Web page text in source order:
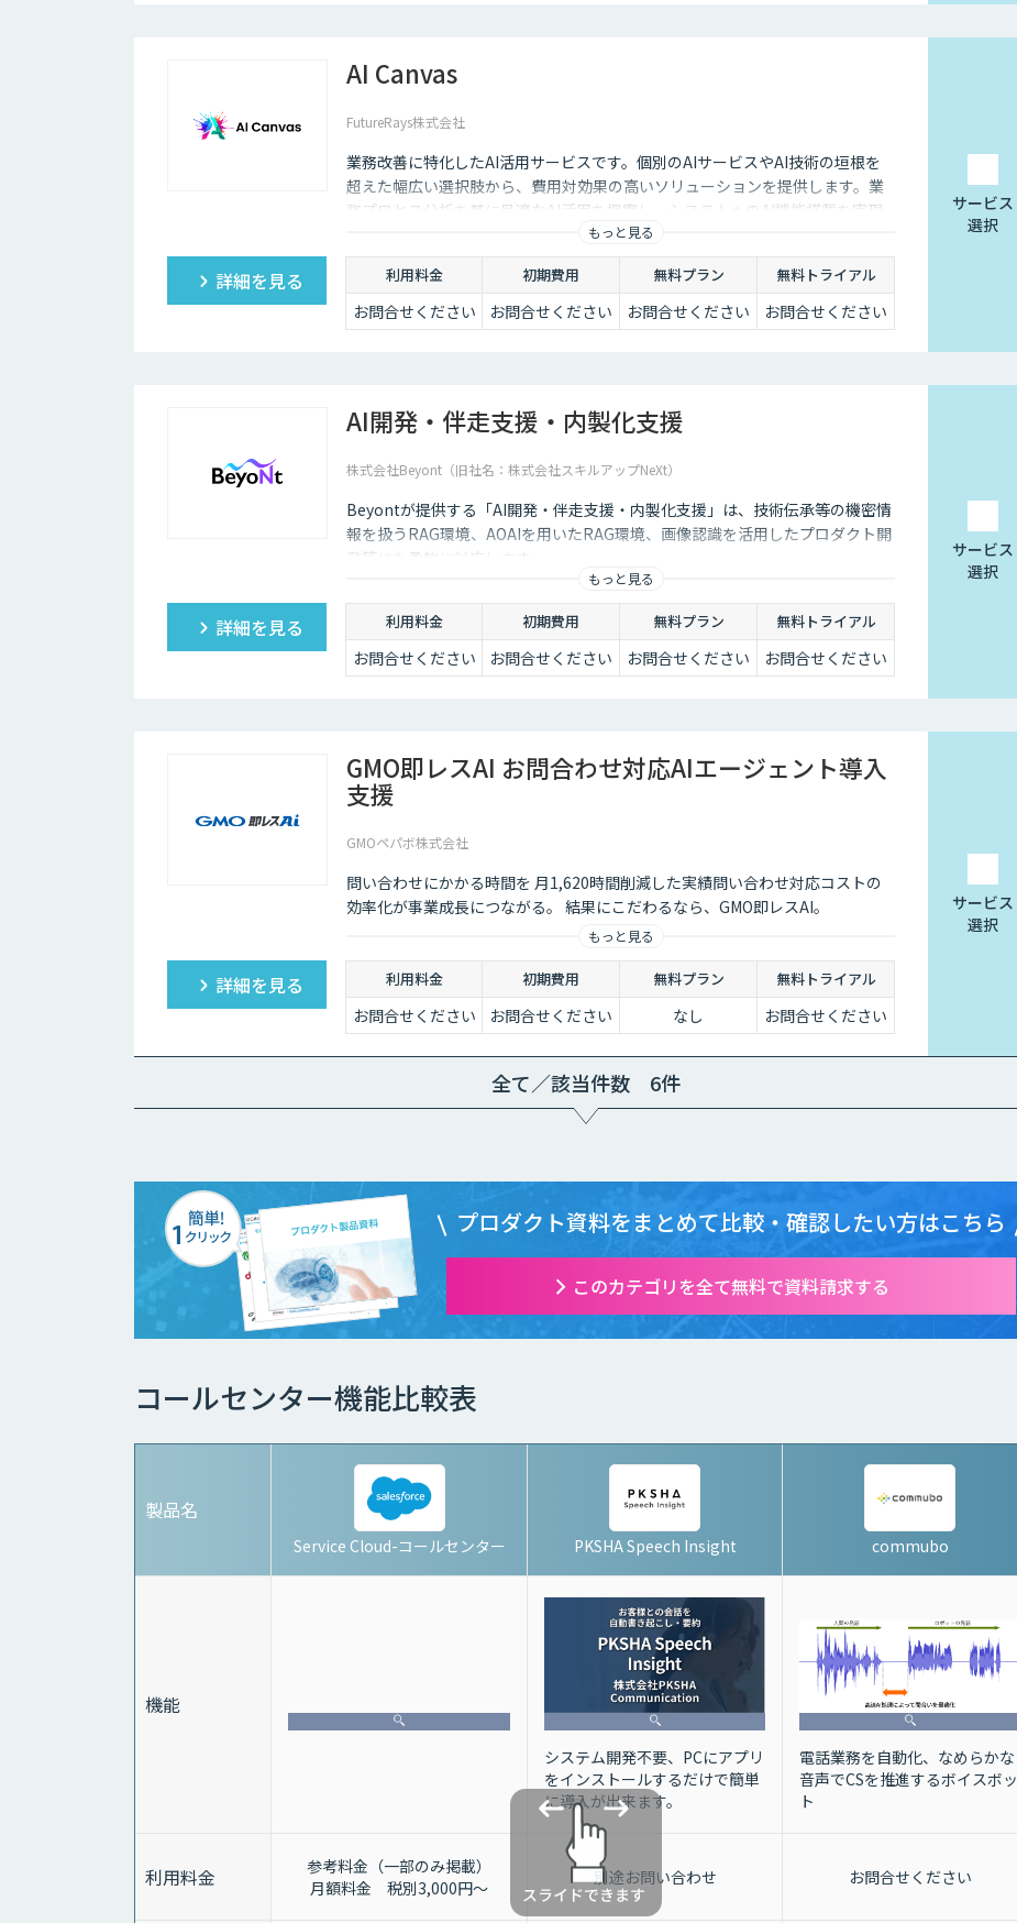
AI Canvas
FutureRays株式会社
業務改善に特化したAI活用サービスです。個別のAIサービスやAI技術の垣根を
超えた幅広い選択肢から、費用対効果の高いソリューションを提供します。​業
務プロセス分析を基に最適なAI活用を提案し、システムへのAI機能搭載を実現
します。 ​課題整理から導入後の運用まで伴走し、現実的な成果を追求します。​
販売管理システムや受注メール解析など、具体的な業務課題解決に対応し、効
率化と品質向上を支援します。
もっと見る
詳細を見る 利用料金 初期費用 無料プラン 無料トライアル
お問合せください お問合せください お問合せください お問合せください
サービス
選択
AI開発・伴走支援・内製化支援
株式会社Beyont（旧社名：株式会社スキルアップNeXt）
Beyontが提供する「AI開発・伴走支援・内製化支援」は、技術伝承等の機密情
報を扱うRAG環境、AOAIを用いたRAG環境、画像認識を活用したプロダクト開
発等にも柔軟に対応します。
もっと見る
詳細を見る 利用料金 初期費用 無料プラン 無料トライアル
お問合せください お問合せください お問合せください お問合せください
サービス
選択
GMO即レスAI お問合わせ対応AIエージェント導入
支援
GMOペパボ株式会社
問い合わせにかかる時間を 月1,620時間削減した実績問い合わせ対応コストの
効率化が事業成長につながる。 結果にこだわるなら、GMO即レスAI。
もっと見る
詳細を見る 利用料金 初期費用 無料プラン 無料トライアル
お問合せください お問合せください なし お問合せください
サービス
選択
全て／該当件数 6件
プロダクト資料をまとめて比較・確認したい方はこちら
このカテゴリを全て無料で資料請求する
コールセンター機能比較表
製品名
Service Cloud-コールセンター PKSHA Speech Insight commubo
機能
システム開発不要、PCにアプリ
をインストールするだけで簡単
に導入が出来ます。
電話業務を自動化、なめらかな
音声でCSを推進するボイスボッ
ト
利用料金
参考料金（一部のみ掲載）
月額料金 税別3,000円～
別途お問い合わせ お問合せください